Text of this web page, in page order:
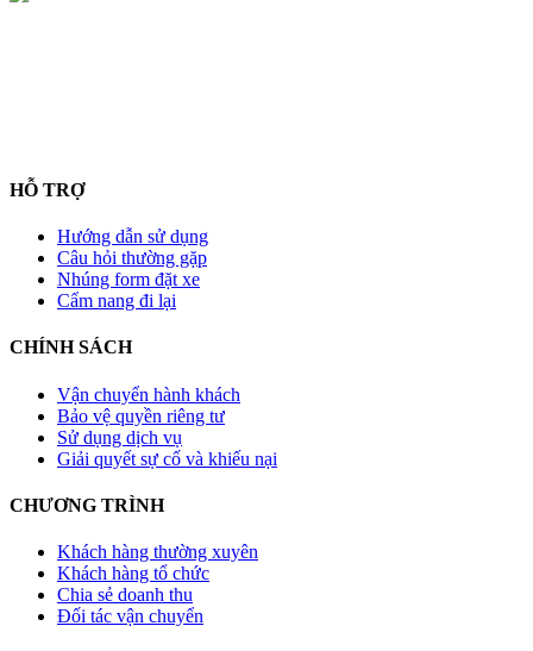
HỖ TRỢ
Hướng dẫn sử dụng
Câu hỏi thường gặp
Nhúng form đặt xe
Cẩm nang đi lại
CHÍNH SÁCH
Vận chuyển hành khách
Bảo vệ quyền riêng tư
Sử dụng dịch vụ
Giải quyết sự cố và khiếu nại
CHƯƠNG TRÌNH
Khách hàng thường xuyên
Khách hàng tổ chức
Chia sẻ doanh thu
Đối tác vận chuyển